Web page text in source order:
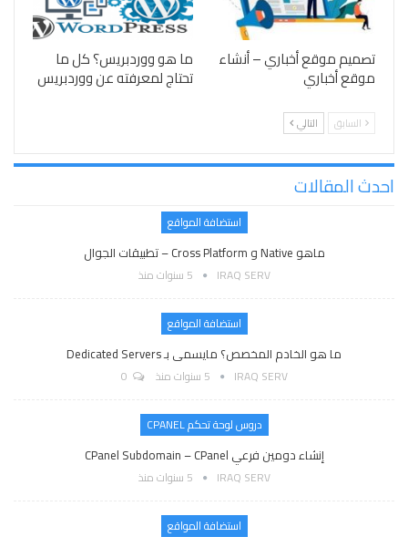
تصميم موقع أخباري – أنشاء
موقع أخباري
ما هو ووردبريس؟ كل ما
تحتاج لمعرفته عن ووردبريس
السابق التالي
احدث المقالات
استضافة المواقع
ماهو Native و Cross Platform – تطبيقات الجوال
IRAQ SERV 5 سنوات منذ
استضافة المواقع
ما هو الخادم المخصص؟ مايسمى بـ Dedicated Servers
IRAQ SERV 5 سنوات منذ
دروس لوحة تحكم CPANEL
إنشاء دومين فرعي CPanel Subdomain – CPanel
IRAQ SERV 5 سنوات منذ
استضافة المواقع